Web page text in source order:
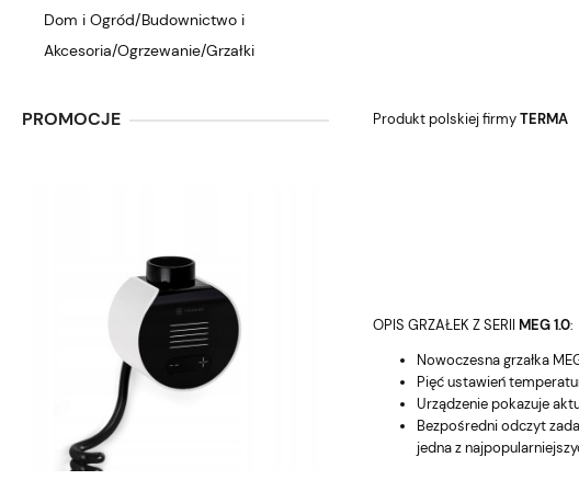
Dom i Ogród/Budownictwo i
Akcesoria/Ogrzewanie/Grzałki
PROMOCJE Produkt polskiej firmyTERMA
OPIS GRZAŁEK Z SERII MEG 1.0:
Nowoczesna grzałka
Pięć ustawień
Urządzenie pokazuje
Bezpośredni odczyt
jedna z